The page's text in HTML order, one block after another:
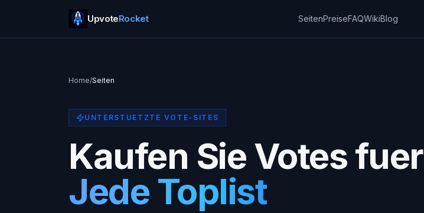
UpvoteRocket SeitenPreiseFAQWikiBlog
Home/Seiten
UNTERSTUETZTE VOTE-SITES
Kaufen Sie Votes fuer
Jede Toplist